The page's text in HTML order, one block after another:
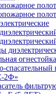
спасательный
2Ф»